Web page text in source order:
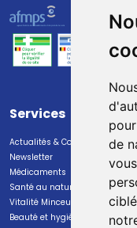
de
Services
Actualités & Conseils
Newsletter
Médicaments
Santé au naturel
Vitalité Minceur Nutrition
Beauté et hygiène